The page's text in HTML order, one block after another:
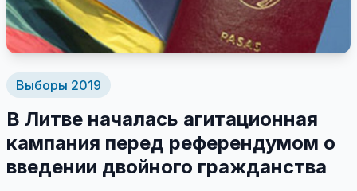
Выборы 2019
В Литве началась агитационная
кампания перед референдумом о
введении двойного гражданства